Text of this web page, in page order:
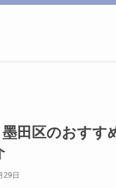
墨田区のおす
29日